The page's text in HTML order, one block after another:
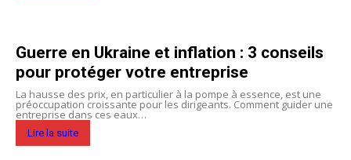
Guerre en Ukraine et inflation : 3 conseils
pour protéger votre entreprise
La hausse des prix, en particulier à la pompe à essence, est une
préoccupation croissante pour les dirigeants. Comment guider une
entreprise dans ces eaux…
Lire la suite